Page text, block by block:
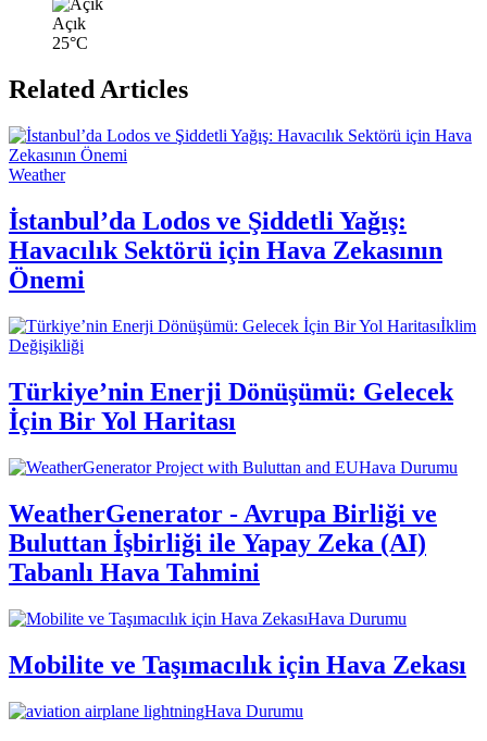
Açık
25°C
Related Articles
Weather
İstanbul’da Lodos ve Şiddetli Yağış:
Havacılık Sektörü için Hava Zekasının
Önemi
İklim
Değişikliği
Türkiye’nin Enerji Dönüşümü: Gelecek
İçin Bir Yol Haritası
Hava Durumu
WeatherGenerator - Avrupa Birliği ve
Buluttan İşbirliği ile Yapay Zeka (AI)
Tabanlı Hava Tahmini
Hava Durumu
Mobilite ve Taşımacılık için Hava Zekası
Hava Durumu